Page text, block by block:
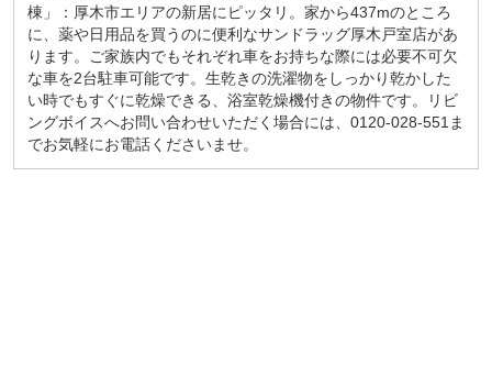
棟」：厚木市エリアの新居にピッタリ。家から437mのところ
に、薬や日用品を買うのに便利なサンドラッグ厚木戸室店があ
ります。ご家族内でもそれぞれ車をお持ちな際には必要不可欠
な車を2台駐車可能です。生乾きの洗濯物をしっかり乾かした
い時でもすぐに乾燥できる、浴室乾燥機付きの物件です。リビ
ングボイスへお問い合わせいただく場合には、0120-028-551ま
でお気軽にお電話くださいませ。